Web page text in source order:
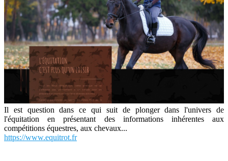
Il est question dans ce qui suit de plonger dans l'univers de
l'équitation en présentant des informations inhérentes aux
compétitions équestres, aux chevaux...
https://www.equitrot.fr